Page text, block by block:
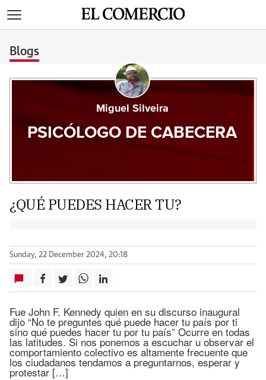
Blogs
Miguel Silveira
PSICÓLOGO DE CABECERA
¿QUÉ PUEDES HACER TU?
Sunday, 22 December 2024, 20:18
Fue John F. Kennedy quien en su discurso inaugural
dijo “No te preguntes qué puede hacer tu país por ti
sino qué puedes hacer tu por tu país” Ocurre en todas
las latitudes. Si nos ponemos a escuchar u observar el
comportamiento colectivo es altamente frecuente que
los ciudadanos tendamos a preguntarnos, esperar y
protestar […]